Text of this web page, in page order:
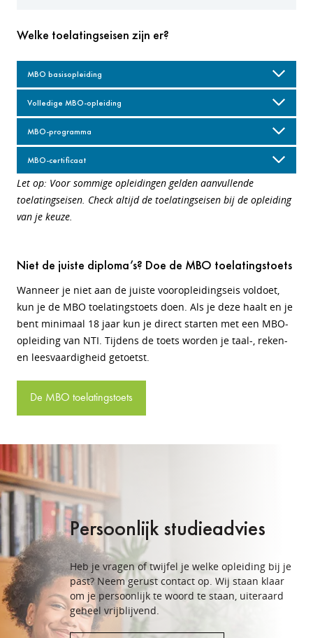
Welke toelatingseisen zijn er?
MBO basisopleiding
Volledige MBO-opleiding
MBO-programma
MBO-certificaat
Let op: Voor sommige opleidingen gelden aanvullende
toelatingseisen. Check altijd de toelatingseisen bij de opleiding
van je keuze.
Niet de juiste diploma’s? Doe de MBO toelatingstoets
Wanneer je niet aan de juiste vooropleidingseis voldoet,
kun je de MBO toelatingstoets doen. Als je deze haalt en je
bent minimaal 18 jaar kun je direct starten met een MBO-
opleiding van NTI. Tijdens de toets worden je taal-, reken-
en leesvaardigheid getoetst.
De MBO toelatingstoets
Persoonlijk studieadvies
Heb je vragen of twijfel je welke opleiding bij je
past? Neem gerust contact op. Wij staan klaar
om je persoonlijk te woord te staan, uiteraard
geheel vrijblijvend.